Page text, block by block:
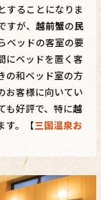
することになりま
が、 越前蟹の民
ベッドの客室の要
にベッドを置く客
の和ベッド室の方
お客様に向いてい
も好評で、特に越
す。【三国温泉お